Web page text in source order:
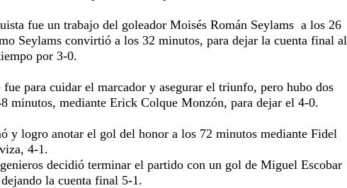
fue un trabajo del goleador Moisés Román Seylams a los 26
Seylams convirtió a los 32 minutos, para dejar la cuenta final al
por 3-0.
fue para cuidar el marcador y asegurar el triunfo, pero hubo dos
minutos, mediante Erick Colque Monzón, para dejar el 4-0.
y logro anotar el gol del honor a los 72 minutos mediante Fidel
4-1.
decidió terminar el partido con un gol de Miguel Escobar
la cuenta final 5-1.